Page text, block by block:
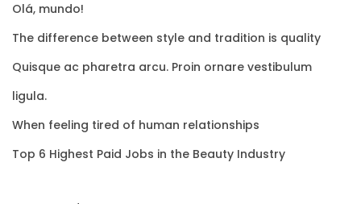
h
f
:
Olá, mundo!
The difference between style and tradition is quality
Quisque ac pharetra arcu. Proin ornare vestibulum
ligula.
When feeling tired of human relationships
Top 6 Highest Paid Jobs in the Beauty Industry